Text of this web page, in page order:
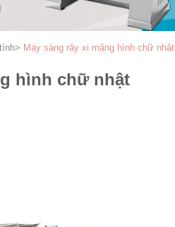
> Máy sàng rây xi măng hình chữ nhật
hình chữ nhật